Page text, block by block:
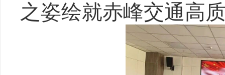
之姿绘就赤峰交通高